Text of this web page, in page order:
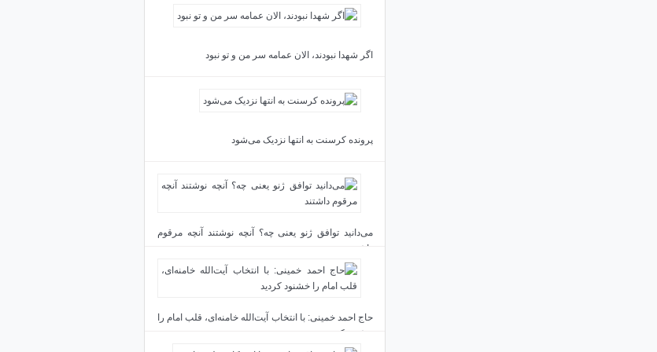
اگر شهدا نبودند، الان عمامه سر من و تو نبود
پرونده کرسنت به انتها نزدیک می‌شود
می‌دانید توافق ژنو یعنی چه؟ آنچه نوشتند آنچه مرقوم
داشتند
حاج احمد خمینی: با انتخاب آیت‌الله خامنه‌ای، قلب امام را
خشنود کردید